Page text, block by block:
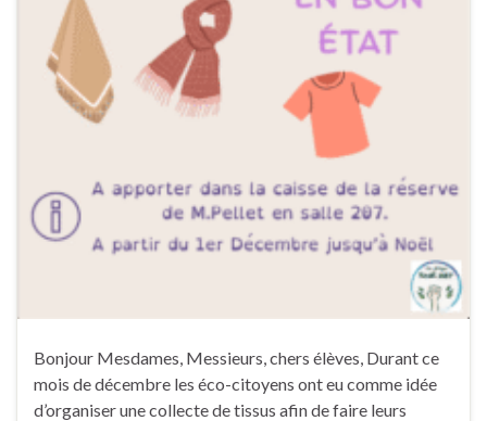
Bonjour Mesdames, Messieurs, chers élèves, Durant ce
mois de décembre les éco-citoyens ont eu comme idée
d’organiser une collecte de tissus afin de faire leurs